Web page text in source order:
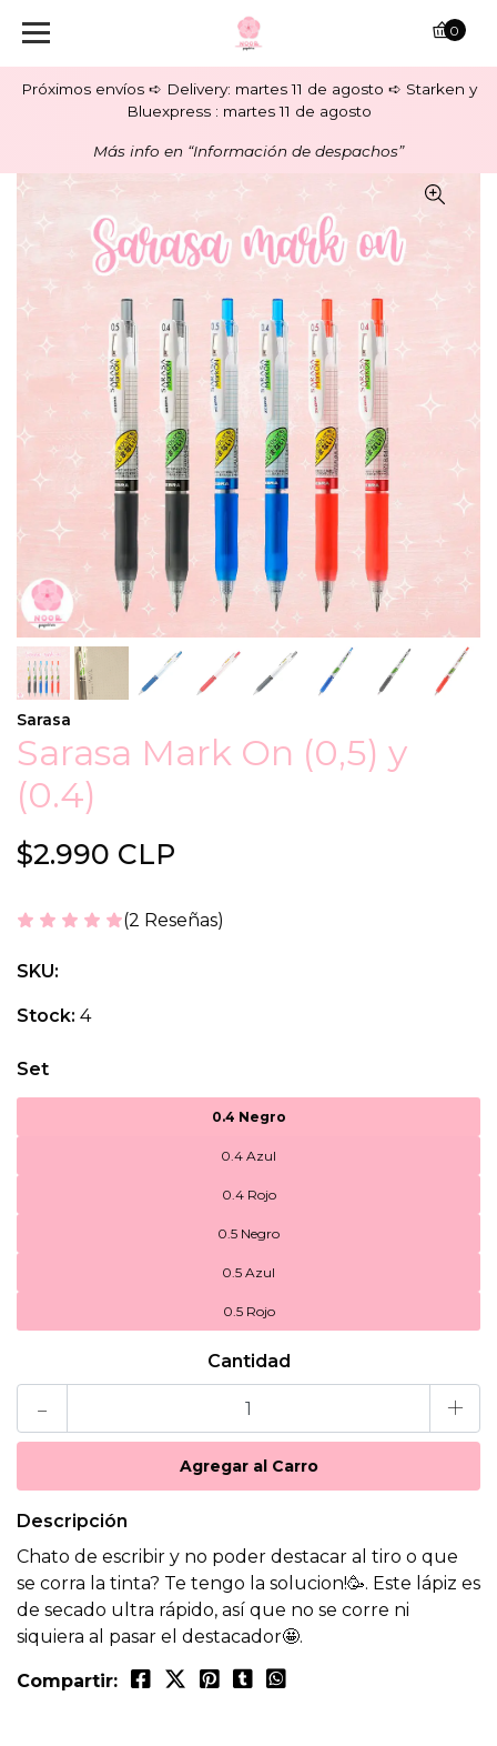
Próximos envíos ➪ Delivery: martes 11 de agosto ➪ Starken y
Bluexpress : martes 11 de agosto
Más info en “Información de despachos”
0
Sarasa
Sarasa Mark On (0,5) y
(0.4)
$2.990 CLP
(2 Reseñas)
SKU:
Stock: 4
Set
0.4 Negro
0.4 Azul
0.4 Rojo
0.5 Negro
0.5 Azul
0.5 Rojo
Cantidad
- +
Descripción
Chato de escribir y no poder destacar al tiro o que
se corra la tinta? Te tengo la solucion!🥳. Este lápiz es
de secado ultra rápido, así que no se corre ni
siquiera al pasar el destacador🤩.
Compartir: